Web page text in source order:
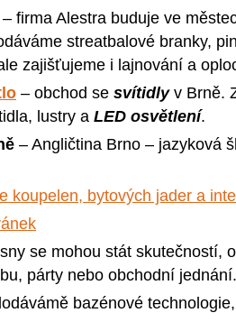
– firma Alestra buduje ve
streatbalové branky,
zajišťujeme i lajnování a
– obchod se svítidlyv Brně.
lustry a LED osvětlení.
– Angličtina Brno – jazyková
koupelen, bytových jader a
se mohou stát skutečností,
párty nebo obchodní jednání.
bazénové